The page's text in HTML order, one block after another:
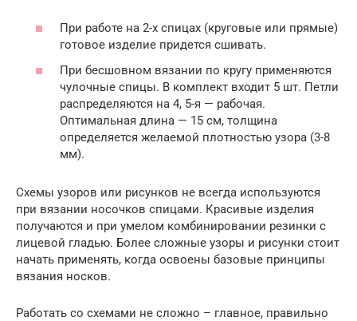
При работе на 2-х спицах (круговые или прямые)
готовое изделие придется сшивать.
При бесшовном вязании по кругу применяются
чулочные спицы. В комплект входит 5 шт. Петли
распределяются на 4, 5-я — рабочая.
Оптимальная длина — 15 см, толщина
определяется желаемой плотностью узора (3-8
мм).
Схемы узоров или рисунков не всегда используются
при вязании носочков спицами. Красивые изделия
получаются и при умелом комбинировании резинки с
лицевой гладью. Более сложные узоры и рисунки стоит
начать применять, когда освоены базовые принципы
вязания носков.
Работать со схемами не сложно – главное, правильно